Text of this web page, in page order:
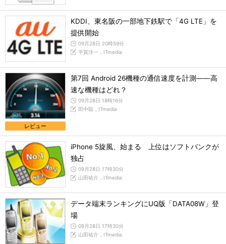
KDDI、東名阪の一部地下鉄駅で「4G LTE」を
提供開始
09月28日 20時59分
平賀洋一，ITmedia
レビュー
第7回 Android 26機種の通信速度を計測――高
速な機種はどれ？
09月28日 18時16分
田中聡，ITmedia
iPhone 5旋風、始まる 上位はソフトバンクが
独占
09月28日 17時30分
山田祐介，ITmedia
データ端末ランキングにUQ版「DATA08W」登
場
09月28日 17時30分
山田祐介，ITmedia